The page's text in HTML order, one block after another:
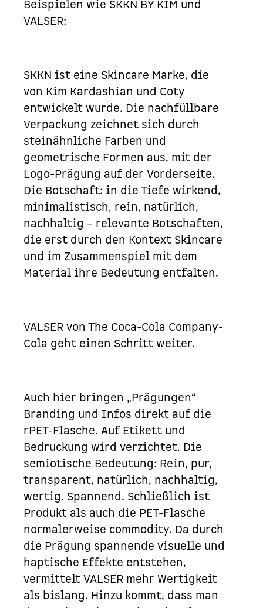
Beispielen wie SKKN BY KIM und
VALSER:
SKKN ist eine Skincare Marke, die
von Kim Kardashian und Coty
entwickelt wurde. Die nachfüllbare
Verpackung zeichnet sich durch
steinähnliche Farben und
geometrische Formen aus, mit der
Logo-Prägung auf der Vorderseite.
Die Botschaft: in die Tiefe wirkend,
minimalistisch, rein, natürlich,
nachhaltig – relevante Botschaften,
die erst durch den Kontext Skincare
und im Zusammenspiel mit dem
Material ihre Bedeutung entfalten.
VALSER vonThe Coca-Cola Company-
Cola geht einen Schritt weiter.
Auch hier bringen „Prägungen“
Branding und Infos direkt auf die
rPET-Flasche. Auf Etikett und
Bedruckung wird verzichtet. Die
semiotische Bedeutung: Rein, pur,
transparent, natürlich, nachhaltig,
wertig. Spannend. Schließlich ist
Produkt als auch die PET-Flasche
normalerweise commodity. Da durch
die Prägung spannende visuelle und
haptische Effekte entstehen,
vermittelt VALSER mehr Wertigkeit
als bislang. Hinzu kommt, dass man